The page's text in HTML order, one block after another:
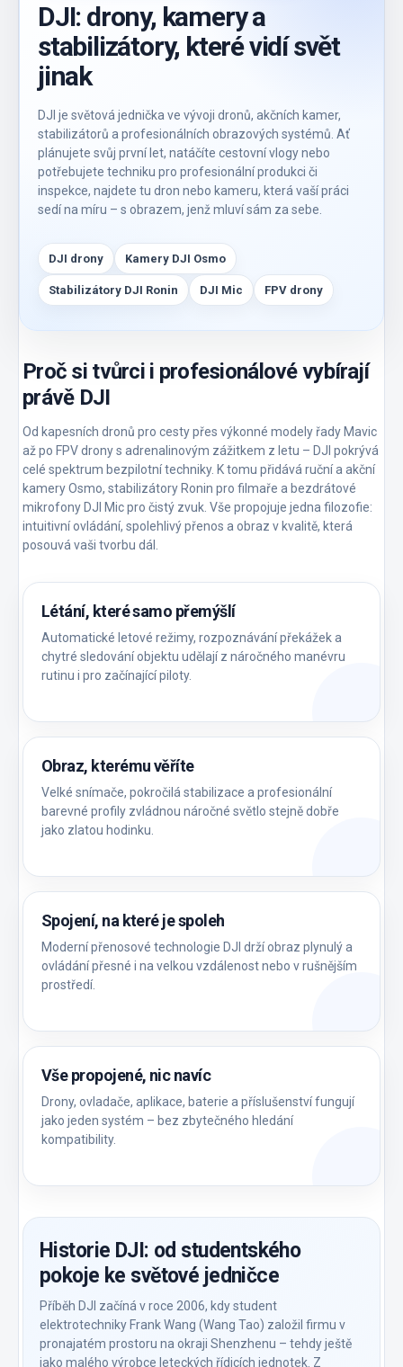
DJI: drony, kamery a
stabilizátory, které vidí svět
jinak
DJI je světová jednička ve vývoji dronů, akčních kamer,
stabilizátorů a profesionálních obrazových systémů. Ať
plánujete svůj první let, natáčíte cestovní vlogy nebo
potřebujete techniku pro profesionální produkci či
inspekce, najdete tu dron nebo kameru, která vaší práci
sedí na míru – s obrazem, jenž mluví sám za sebe.
DJI drony Kamery DJI Osmo
Stabilizátory DJI Ronin DJI Mic FPV drony
Proč si tvůrci i profesionálové vybírají
právě DJI
Od kapesních dronů pro cesty přes výkonné modely řady Mavic
až po FPV drony s adrenalinovým zážitkem z letu – DJI pokrývá
celé spektrum bezpilotní techniky. K tomu přidává ruční a akční
kamery Osmo, stabilizátory Ronin pro filmaře a bezdrátové
mikrofony DJI Mic pro čistý zvuk. Vše propojuje jedna filozofie:
intuitivní ovládání, spolehlivý přenos a obraz v kvalitě, která
posouvá vaši tvorbu dál.
Létání, které samo přemýšlí
Automatické letové režimy, rozpoznávání překážek a
chytré sledování objektu udělají z náročného manévru
rutinu i pro začínající piloty.
Obraz, kterému věříte
Velké snímače, pokročilá stabilizace a profesionální
barevné profily zvládnou náročné světlo stejně dobře
jako zlatou hodinku.
Spojení, na které je spoleh
Moderní přenosové technologie DJI drží obraz plynulý a
ovládání přesné i na velkou vzdálenost nebo v rušnějším
prostředí.
Vše propojené, nic navíc
Drony, ovladače, aplikace, baterie a příslušenství fungují
jako jeden systém – bez zbytečného hledání
kompatibility.
Historie DJI: od studentského
pokoje ke světové jedničce
Příběh DJI začíná v roce 2006, kdy student
elektrotechniky Frank Wang (Wang Tao) založil firmu v
pronajatém prostoru na okraji Shenzhenu – tehdy ještě
jako malého výrobce leteckých řídicích jednotek. Z